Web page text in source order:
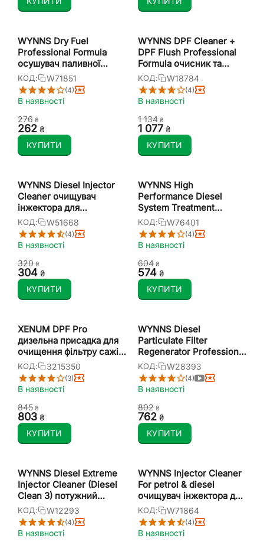
WYNNS Dry Fuel
Professional Formula
осушувач паливної
системи 325 мл
КОД: W71851
(4)
В наявності
‍262‍ ₴
‍276‍ ₴
КУПИТИ
WYNNS DPF Cleaner +
DPF Flush Professional
Formula очисник та
промивання фільтра
сажі 2х1 л
КОД: W18784
(4)
В наявності
1 077 ₴
1 134 ₴
КУПИТИ
WYNNS Diesel Injector
Cleaner очищувач
інжектора для
дизельного двигуна 325
мл
КОД: W51668
(4)
В наявності
‍304‍ ₴
‍320‍ ₴
КУПИТИ
WYNNS High
Performance Diesel
System Treatment
присадка для догляду за
паливною системою та
зниження витрати 500
КОД: W76401
(4)
В наявності
‍574‍ ₴
‍604‍ ₴
КУПИТИ
XENUM DPF Pro
дизельна присадка для
очищення фільтру сажі,
турбокомпресора і
каталізатора 350 мл
КОД: 3215350
(3)
В наявності
‍803‍ ₴
‍845‍ ₴
КУПИТИ
WYNNS Diesel
Particulate Filter
Regenerator Professional
Formula очисник
(відновник) фільтра сажі
500 мл
КОД: W28393
(4)
В наявності
‍762‍ ₴
‍802‍ ₴
КУПИТИ
WYNNS Diesel Extreme
Injector Cleaner (Diesel
Clean 3) потужний
очищувач дизельних
форсунок 500 мл
КОД: W12293
(4)
В наявності
WYNNS Injector Cleaner
For petrol & diesel
очищувач інжектора для
бензинових та
дизельних двигунів 325
мл
КОД: W71864
(4)
В наявності